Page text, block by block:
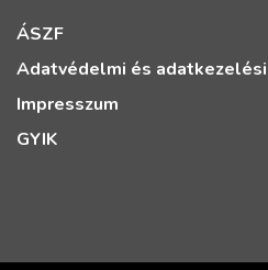
ÁSZF
Adatvédelmi és
Impresszum
GYIK